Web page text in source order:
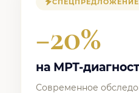
СПЕЦПРЕДЛОЖЕНИЕ
−20%
на МРТ-
Современное